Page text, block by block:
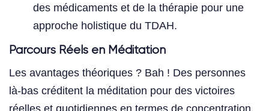
des médicaments et de la thérapie pour une
approche holistique du TDAH.
Parcours Réels en Méditation
Les avantages théoriques ? Bah ! Des personnes
là-bas créditent la méditation pour des victoires
réelles et quotidiennes en termes de concentration.